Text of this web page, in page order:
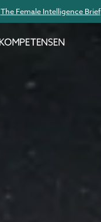
The Female Intelligence Brief